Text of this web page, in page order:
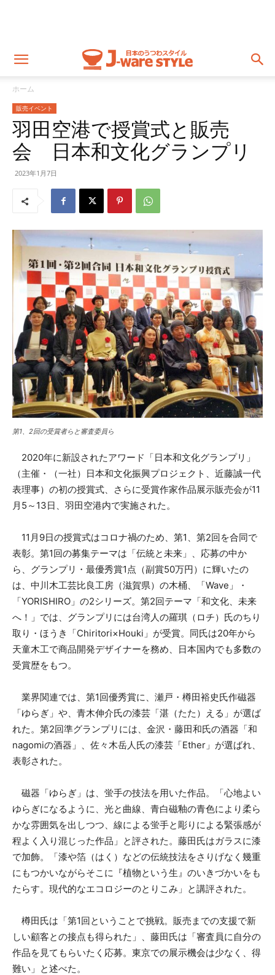
ホーム
販売イベント
羽田空港で授賞式と販売
会 日本和文化グランプリ
2023年1月7日
第1、2回の受賞者らと審査委員ら
2020年に新設されたアワード「日本和文化グランプリ」
（主催・（一社）日本和文化振興プロジェクト、近藤誠一代
表理事）の初の授賞式、さらに受賞作家作品展示販売会が11
月5～13日、羽田空港内で実施された。
11月9日の授賞式はコロナ禍のため、第1、第2回を合同で
表彰。第1回の募集テーマは「伝統と未来」、応募の中か
ら、グランプリ・最優秀賞1点（副賞50万円）に輝いたの
は、中川木工芸比良工房（滋賀県）の木桶、「Wave」・
「YORISHIRO」の2シリーズ。第2回テーマ「和文化、未来
へ！」では、グランプリには台湾人の羅琪（ロチ）氏のちり
取り・ほうき「Chiritori×Houki」が受賞。同氏は20年から
天童木工で商品開発デザイナーを務め、日本国内でも多数の
受賞歴をもつ。
業界関連では、第1回優秀賞に、瀬戸・樽田裕史氏作磁器
「ゆらぎ」や、青木伸介氏の漆芸「湛（たた）える」が選ば
れた。第2回準グランプリには、金沢・藤田和氏の酒器「和
nagomiの酒器」、佐々木岳人氏の漆芸「Ether」が選ばれ、
表彰された。
磁器「ゆらぎ」は、蛍手の技法を用いた作品。「心地よい
ゆらぎになるように、光と曲線、青白磁釉の青色により柔ら
かな雰囲気を出しつつ、線による蛍手と彫りによる緊張感が
程よく入り混じった作品」と評された。藤田氏はガラスに漆
で加飾。「漆や箔（はく）などの伝統技法をさりげなく幾重
にもつかいながらそこに『植物という生』のいきづかいをも
たらす。現代的なエコロジーのとりこみ」と講評された。
樽田氏は「第1回ということで挑戦。販売までの支援で新
しい顧客との接点も得られた」、藤田氏は「審査員に自分の
作品を見てもらいたく応募。東京での展示機会は少なく、得
難い」と述べた。